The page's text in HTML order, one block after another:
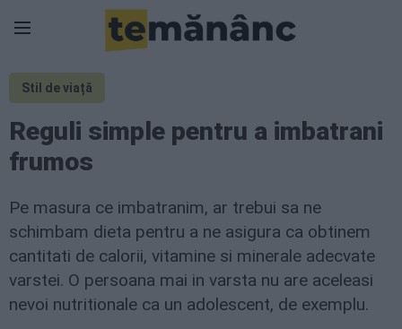
Stil de viață
Reguli simple pentru a imbatrani
frumos
Pe masura ce imbatranim, ar trebui sa ne
schimbam dieta pentru a ne asigura ca obtinem
cantitati de calorii, vitamine si minerale adecvate
varstei. O persoana mai in varsta nu are aceleasi
nevoi nutritionale ca un adolescent, de exemplu.